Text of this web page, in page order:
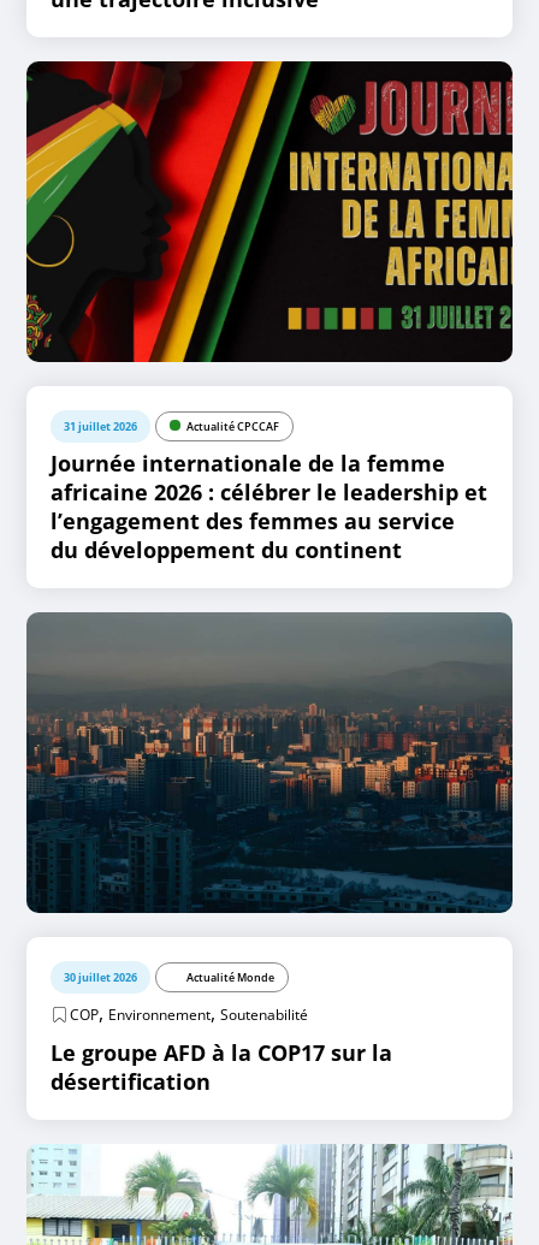
31 juillet 2026 Actualité CPCCAF
Journée internationale de la femme
africaine 2026 : célébrer le leadership et
l’engagement des femmes au service
du développement du continent
30 juillet 2026 Actualité Monde
COP, Environnement,Soutenabilité
Le groupe AFD à la COP17 sur la
désertification